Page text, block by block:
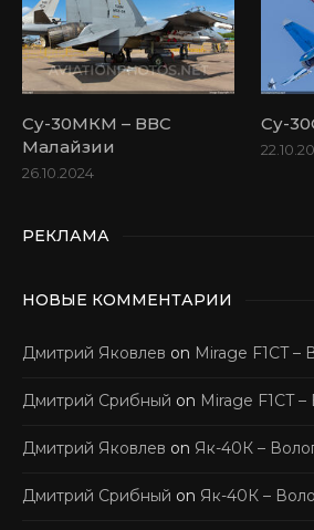
Су-30МКМ – ВВС
Малайзии
26.10.2024
Су-
РЕКЛАМА
НОВЫЕ КОММЕНТАРИИ
Дмитрий Яковлев on Mirage F1CT
Дмитрий Срибный on Mirage F1CT
Дмитрий Яковлев on Як-40К –
Дмитрий Срибный on Як-40К –